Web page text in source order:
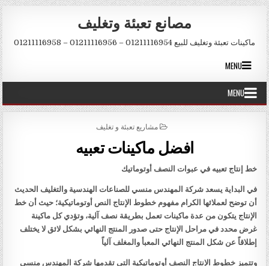
Skip to content
مصانع تعبئة وتغليف
ماكينات تعبئة وتغليف للبيع 01211116954 – 01211116956 – 01211116958
MENU
MENU
POSTED IN
مشاريع تعبئة و تغليف
افضل ماكينات تعبيه
خط إنتاج تعبيه في عبوات النصف أوتوماتيك
في البداية يسعد شركة المهندس منسي للصناعات الهندسية والتغليف الحديث
أن توضح لعملائها الكرام مفهوم خطوط الإنتاج النص أوتوماتيكية؛ حيث أن خط
الإنتاج يتكون من عدة ماكينات تعمل بطريقة نصف آلية، وتؤدي كل ماكينة
غرض محدد في مراحل الإنتاج حتى صدور المنتج النهائي بشكل لائق لا يختلف
إطلاقاً عن شكل المنتج النهائي المعبأ والمغلف آلياً
وتتميز خطوط الإنتاج النصف أوتوماتيكية التي تقدمها شركة المهندس منسي